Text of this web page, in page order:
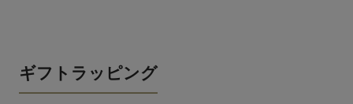
ギフトラッピング